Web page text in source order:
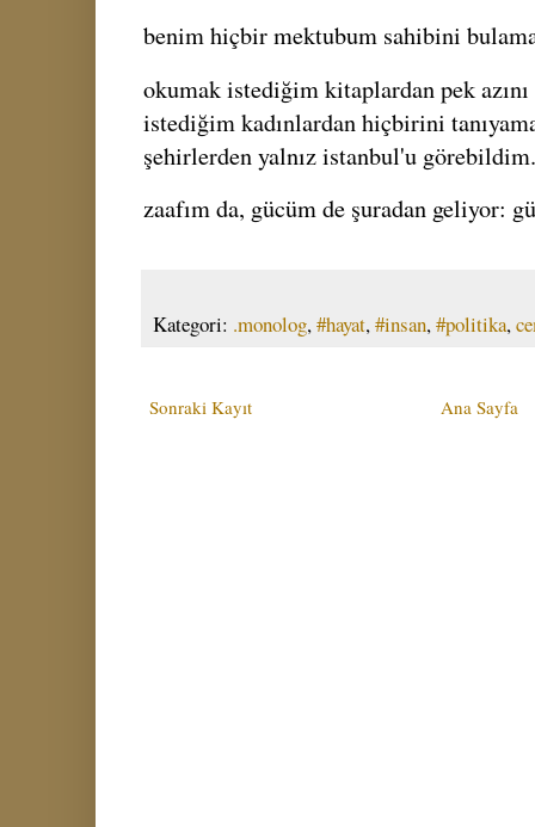
benim hiçbir mektubum sahibini
okumak istediğim kitaplardan pek
istediğim kadınlardan hiçbirini
şehirlerden yalnız istanbul'u görebildim.
zaafım da, gücüm de şuradan geliyor:
Kategori: .monolog,#hayat,#insan,#politika,
Sonraki Kayıt Ana Sayfa